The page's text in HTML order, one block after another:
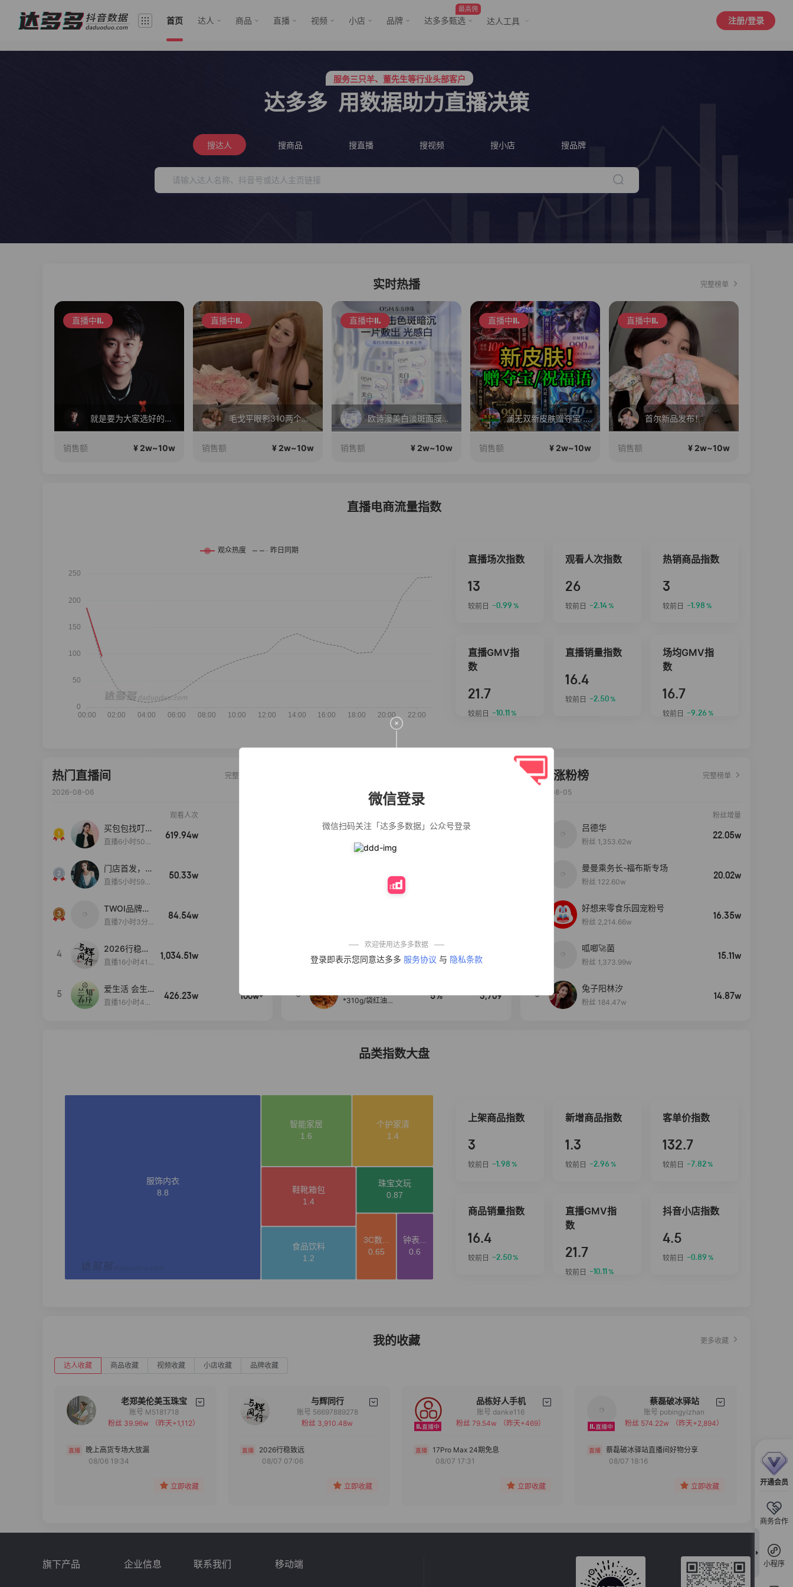
首页 达人 商品 直播 视频 小店 品牌
最高佣
达多多甄选 达人工具 注册/登录
开通会员
商务合作
小程序
微信登录
微信扫码关注「达多多数据」公众号登录
欢迎使用达多多数据
登录即表示您同意达多多 服务协议 与 隐私条款
服务三只羊、董先生等行业头部客户
行业价格屠夫，年卡会员低至798/年
行业价格屠夫，年卡会员低至798/年
达多多 用数据助力直播决策
搜达人 搜商品 搜直播 搜视频 搜小店 搜品牌
实时热播 完整榜单
直播中
就是要为大家选好的产品！做好的价格，不随波逐流！加油！
销售额 ¥ 2w~10w
直播中
毛戈平眼影310两个正装！
销售额 ¥ 2w~10w
直播中
欧诗漫美白淡斑面膜4.0新品上市！限时拍1发20件，1片焕亮 7天淡斑
销售额 ¥ 2w~10w
直播中
澜无双新皮肤赠夺宝 海月\守约\六耳新皮肤赠祝福语 苏打锋王者小店
销售额 ¥ 2w~10w
直播中
首尔新品发布！
销售额 ¥ 2w~10w
直播电商流量指数
直播场次指数
13
较前日 -0.99 %
观看人次指数
26
较前日 -2.14%
热销商品指数
3
较前日 -1.98 %
直播GMV指
数
21.7
较前日 -10.11 %
直播销量指数
16.4
较前日 -2.50%
场均GMV指
数
16.7
较前日 -9.26 %
热门直播间
完整榜单
2026-08-06
观看人次
买包包找叮
当,一折购！
直播6小时50分
619.94w
门店首发，秋
款大上新！！
直播5小时59分
50.33w
TWOI品牌直
播间新款上
直播7小时3分5
84.54w
4
2026行稳致
远
直播16小时41
1,034.51w
5
爱生活 会生
活
直播16小时45
426.23w 100w+
【净浮生】油污
重油污去油王污
衣粉轻松搓洗去
污渍除菌除螨3倍
免煮开袋即食劲
艾草抽绳式免撕
垃圾袋大号特厚
50% 4,154
5
*310g/袋红油麻
5% 3,709
达人涨粉榜
完整榜单
2026-08-05
粉丝增量
吕德华
粉丝 1,353.62w
22.05w
曼曼乘务长-福布斯专场
粉丝 122.60w
20.02w
好想来零食乐园宠粉号
粉丝 2,214.66w
16.35w
呱唧🚀菌
粉丝 1,373.99w
15.11w
5
兔子阳林汐
粉丝 184.47w
14.87w
品类指数大盘
上架商品指数
3
较前日 -1.98 %
新增商品指数
1.3
较前日 -2.96 %
客单价指数
132.7
较前日 -7.82%
商品销量指数
16.4
较前日 -2.50%
直播GMV指
数
21.7
较前日 -10.11 %
抖音小店指数
4.5
较前日 -0.89 %
我的收藏 更多收藏
达人收藏 商品收藏 视频收藏 小店收藏 品牌收藏
老郑美伦美玉珠宝
备注
分组
账号 M5181718
粉丝 39.96w
（昨天+1,112）
晚上高货专场大放漏
08/06 19:34
立即收藏
与辉同行
备注
账号 56697889278
粉丝 3,910.48w
2026行稳致远
08/07 07:06
立即收藏
品栋好人手机
备注
分组
账号 danke116
粉丝 79.54w
（昨天+469）
17Pro Max 24期免息
08/07 17:31
立即收藏
蔡磊破冰驿站
备注
分组
账号 pobingyizhan
粉丝 574.22w
（昨天+2,894）
蔡磊破冰驿站直播间好物分享
08/07 18:16
立即收藏
旗下产品 企业信息 联系我们 移动端